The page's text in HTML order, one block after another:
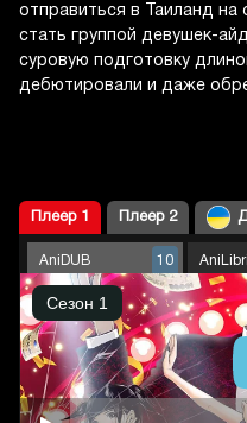
отправиться в Таиланд
стать группой девушек-
суровую подготовку
дебютировали и даже
Плеер 1 Плеер 2
AniDUB 10